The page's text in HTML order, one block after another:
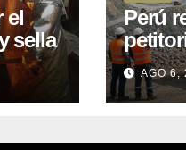
el
sella
Perú
milAGO 6,